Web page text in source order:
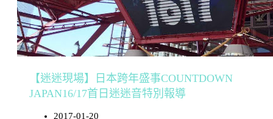
【迷迷現場】日本跨年盛事COUNTDOWN
JAPAN16/17首日迷迷音特別報導
2017-01-20